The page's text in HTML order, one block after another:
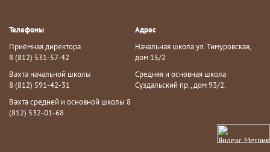
Телефоны
Приёмная директора
8 (812) 531-57-42
Вахта начальной школы
8 (812) 591-42-31
Вахта средней и основной школы 8
(812) 532-01-68
Адрес
Начальная школа ул. Тимуровская,
дом 15/2
Средняя и основная школа
Суздальский пр., дом 93/2.